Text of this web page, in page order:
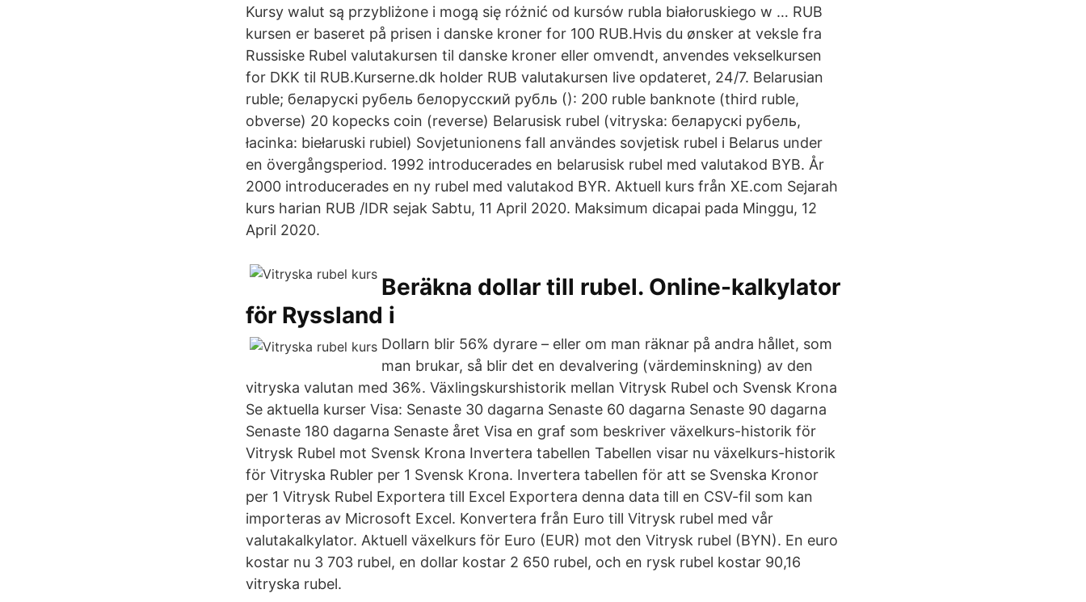
Kursy walut są przybliżone i mogą się różnić od kursów rubla białoruskiego w … RUB
kursen er baseret på prisen i danske kroner for 100 RUB.Hvis du ønsker at veksle fra
Russiske Rubel valutakursen til danske kroner eller omvendt, anvendes vekselkursen
for DKK til RUB.Kurserne.dk holder RUB valutakursen live opdateret, 24/7. Belarusian
ruble; беларускі рубель белорусский рубль (): 200 ruble banknote (third ruble,
obverse) 20 kopecks coin (reverse) Belarusisk rubel (vitryska: беларускі рубель,
łacinka: biełaruski rubiel) Sovjetunionens fall användes sovjetisk rubel i Belarus under
en övergångsperiod. 1992 introducerades en belarusisk rubel med valutakod BYB. År
2000 introducerades en ny rubel med valutakod BYR. Aktuell kurs från XE.com Sejarah
kurs harian RUB /IDR sejak Sabtu, 11 April 2020. Maksimum dicapai pada Minggu, 12
April 2020.
Beräkna dollar till rubel. Online-kalkylator
för Ryssland i
Dollarn blir 56% dyrare – eller om man räknar på andra hållet, som
man brukar, så blir det en devalvering (värdeminskning) av den
vitryska valutan med 36%. Växlingskurshistorik mellan Vitrysk Rubel och Svensk Krona
Se aktuella kurser Visa: Senaste 30 dagarna Senaste 60 dagarna Senaste 90 dagarna
Senaste 180 dagarna Senaste året Visa en graf som beskriver växelkurs-historik för
Vitrysk Rubel mot Svensk Krona Invertera tabellen Tabellen visar nu växelkurs-historik
för Vitryska Rubler per 1 Svensk Krona. Invertera tabellen för att se Svenska Kronor
per 1 Vitrysk Rubel Exportera till Excel Exportera denna data till en CSV-fil som kan
importeras av Microsoft Excel. Konvertera från Euro till Vitrysk rubel med vår
valutakalkylator. Aktuell växelkurs för Euro (EUR) mot den Vitrysk rubel (BYN). En euro
kostar nu 3 703 rubel, en dollar kostar 2 650 rubel, och en rysk rubel kostar 90,16
vitryska rubel.